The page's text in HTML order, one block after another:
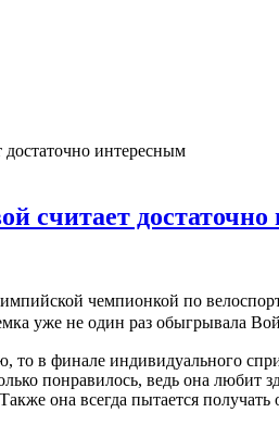
интересным
считает
чемпионкой по
уже не один раз обыгрывала
то в финале индивидуального
понравилось, ведь она любит
она всегда пытается получать